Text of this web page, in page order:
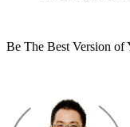
Be The Best Version